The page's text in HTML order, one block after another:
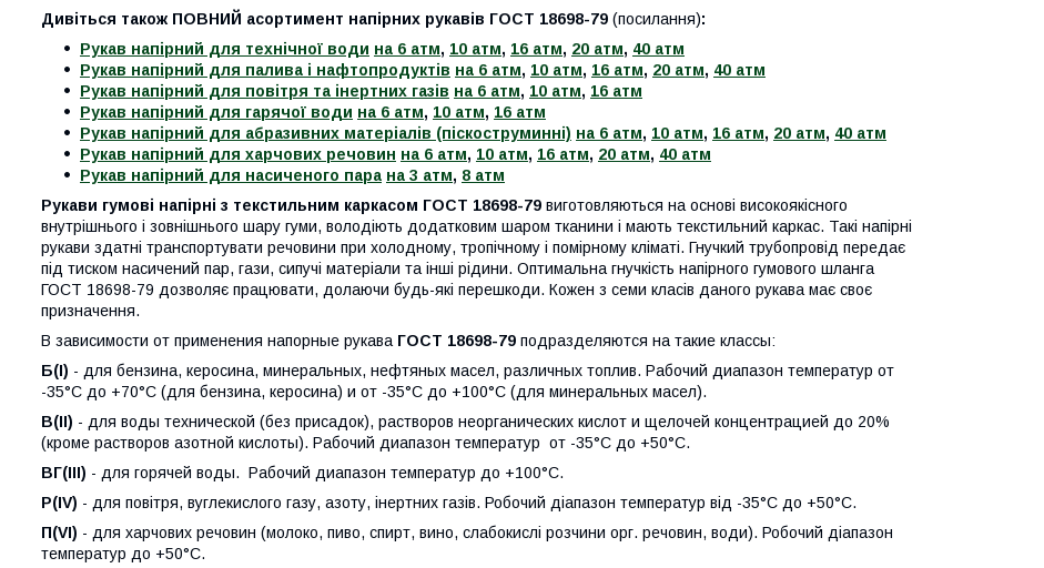
Дивіться також ПОВНИЙ асортимент напірних рукавів ГОСТ 18698-79 (посилання):
Рукав напірний для технічної води на 6 атм, 10 атм, 16 атм, 20 атм, 40 атм
Рукав напірний для палива і нафтопродуктів на 6 атм, 10 атм, 16 атм, 20 атм, 40 атм
Рукав напірний для повітря та інертних газів на 6 атм, 10 атм, 16 атм
Рукав напірний для гарячої води на 6 атм, 10 атм, 16 атм
Рукав напірний для абразивних матеріалів (піскоструминні) на 6 атм, 10 атм, 16 атм, 20 атм, 40 атм
Рукав напірний для харчових речовин на 6 атм, 10 атм, 16 атм, 20 атм, 40 атм
Рукав напірний для насиченого пара на 3 атм, 8 атм
Рукави гумові напірні з текстильним каркасом ГОСТ 18698-79 виготовляються на основі високоякісного
внутрішнього і зовнішнього шару гуми, володіють додатковим шаром тканини і мають текстильний каркас. Такі напірні
рукави здатні транспортувати речовини при холодному, тропічному і помірному кліматі. Гнучкий трубопровід передає
під тиском насичений пар, гази, сипучі матеріали та інші рідини. Оптимальна гнучкість напірного гумового шланга
ГОСТ 18698-79 дозволяє працювати, долаючи будь-які перешкоди. Кожен з семи класів даного рукава має своє
призначення.
В зависимости от применения напорные рукава ГОСТ 18698-79 подразделяются на такие классы:
Б(I) - для бензина, керосина, минеральных, нефтяных масел, различных топлив. Рабочий диапазон температур от
-35°С до +70°С (для бензина, керосина) и от -35°С до +100°С (для минеральных масел).
В(II) - для воды технической (без присадок), растворов неорганических кислот и щелочей концентрацией до 20%
(кроме растворов азотной кислоты). Рабочий диапазон температур от -35°С до +50°С.
ВГ(III) - для горячей воды. Рабочий диапазон температур до +100°С.
Р(IV) - для повітря, вуглекислого газу, азоту, інертних газів. Робочий діапазон температур від -35°С до +50°С.
П(VI) - для харчових речовин (молоко, пиво, спирт, вино, слабокислі розчини орг. речовин, води). Робочий діапазон
температур до +50°С.